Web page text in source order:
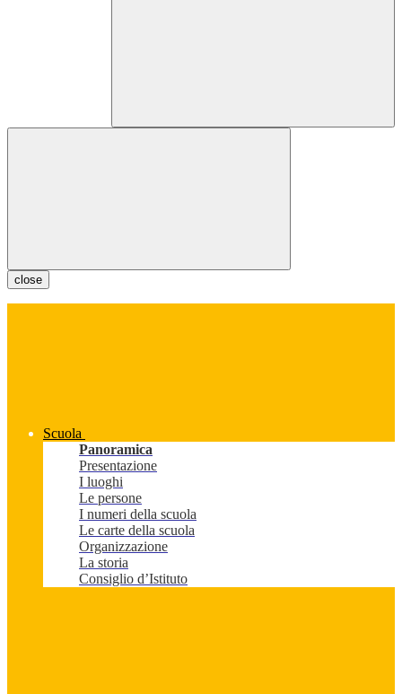
close
Scuola
Panoramica
Presentazione
I luoghi
Le persone
I numeri della scuola
Le carte della scuola
Organizzazione
La storia
Consiglio d’Istituto